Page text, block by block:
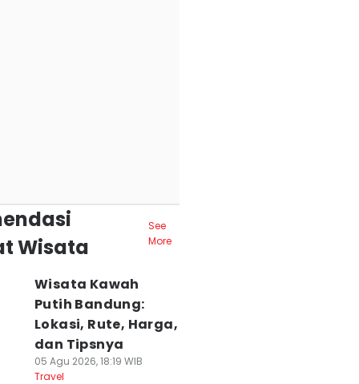
Wisata
See
More
Wisata Kawah
Putih Bandung:
Lokasi, Rute, Harga,
dan Tipsnya
05 Agu 2026, 18:19 WIB
Travel